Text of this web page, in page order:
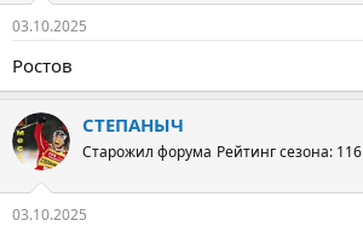
03.10.2025
Ростов
СТЕПАНЫЧ
Старожил форума Рейтинг сезона: 116
03.10.2025